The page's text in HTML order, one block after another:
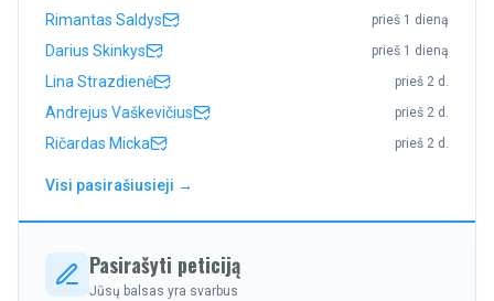
Rimantas Saldys prieš 1 dieną
Darius Skinkys prieš 1 dieną
Lina Strazdienė prieš 2 d.
Andrejus Vaškevičius prieš 2 d.
Ričardas Micka prieš 2 d.
Visi pasirašiusieji →
Pasirašyti peticiją
Jūsų balsas yra svarbus